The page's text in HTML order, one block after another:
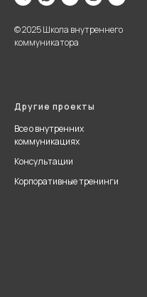
© 2025 Школа внутреннего
коммуникатора
Другие проекты
Все о внутренних
коммуникациях
Консультации
Корпоративные тренинги